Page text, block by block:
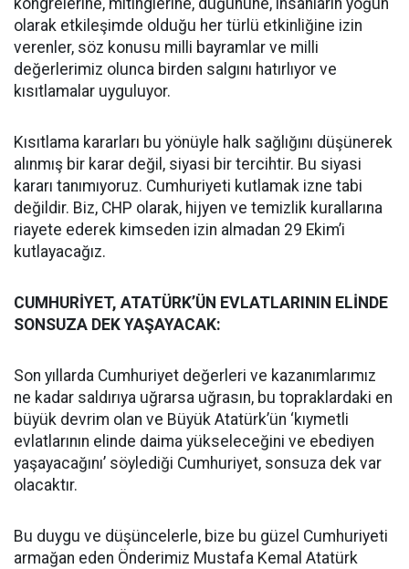
kongrelerine, mitinglerine, düğününe, insanların yoğun
olarak etkileşimde olduğu her türlü etkinliğine izin
verenler, söz konusu milli bayramlar ve milli
değerlerimiz olunca birden salgını hatırlıyor ve
kısıtlamalar uyguluyor.
Kısıtlama kararları bu yönüyle halk sağlığını düşünerek
alınmış bir karar değil, siyasi bir tercihtir. Bu siyasi
kararı tanımıyoruz. Cumhuriyeti kutlamak izne tabi
değildir. Biz, CHP olarak, hijyen ve temizlik kurallarına
riayete ederek kimseden izin almadan 29 Ekim’i
kutlayacağız.
CUMHURİYET, ATATÜRK’ÜN EVLATLARININ ELİNDE
SONSUZA DEK YAŞAYACAK:
Son yıllarda Cumhuriyet değerleri ve kazanımlarımız
ne kadar saldırıya uğrarsa uğrasın, bu topraklardaki en
büyük devrim olan ve Büyük Atatürk’ün ‘kıymetli
evlatlarının elinde daima yükseleceğini ve ebediyen
yaşayacağını’ söylediği Cumhuriyet, sonsuza dek var
olacaktır.
Bu duygu ve düşüncelerle, bize bu güzel Cumhuriyeti
armağan eden Önderimiz Mustafa Kemal Atatürk